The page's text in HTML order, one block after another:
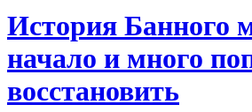
История Банного
начало и много
восстановить